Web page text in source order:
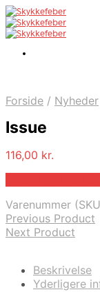
Forside / Nyheder
Issue
116,00 kr.
Varenummer
Previous Product
Next Product
Beskrivelse
Yderligere